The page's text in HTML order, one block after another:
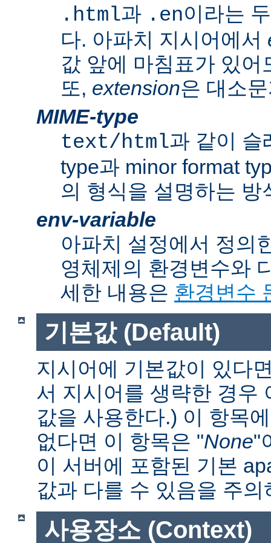
.html과 .en이라는
다. 아파치 지시어에서
값 앞에 마침표가 있
또, extension은 대소
MIME-type
text/html과 같이 슬
type과 minor format
의 형식을 설명하는 방
env-variable
아파치 설정에서 정의
영체제의 환경변수와
세한 내용은 환경변수
기본값 (Default)
지시어에 기본값이 있다
서 지시어를 생략한 경우
값을 사용한다.) 이 항목
없다면 이 항목은 "None"
이 서버에 포함된 기본
값과 다를 수 있음을 주의
사용장소 (Context)